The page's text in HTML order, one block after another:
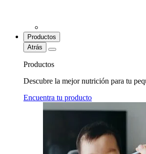
Productos
Atrás
Productos
Descubre la mejor nutrición para tu
Encuentra tu producto